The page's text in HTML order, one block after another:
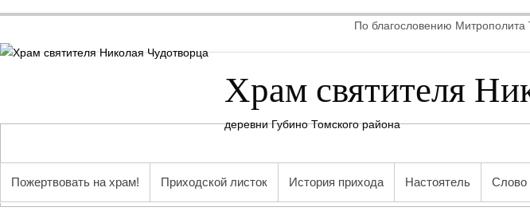
По благословению Митрополита
Храм святителя
деревни Губино Томского района
Пожертвовать на храм! Приходской листок История прихода Настоятель Слово